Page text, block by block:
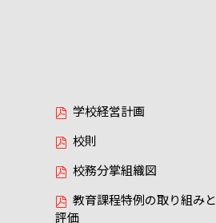
学校経営計画
校則
校務分掌組織図
教育課程特例の取り組みと
評価